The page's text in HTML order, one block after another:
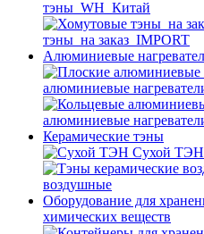
тэны_WH_Китай
тэны_на заказ_IMPORT
Алюминиевые
алюминиевые
алюминиевые
Керамические тэны
Сухой ТЭН
воздушные
Оборудование для
химических веществ